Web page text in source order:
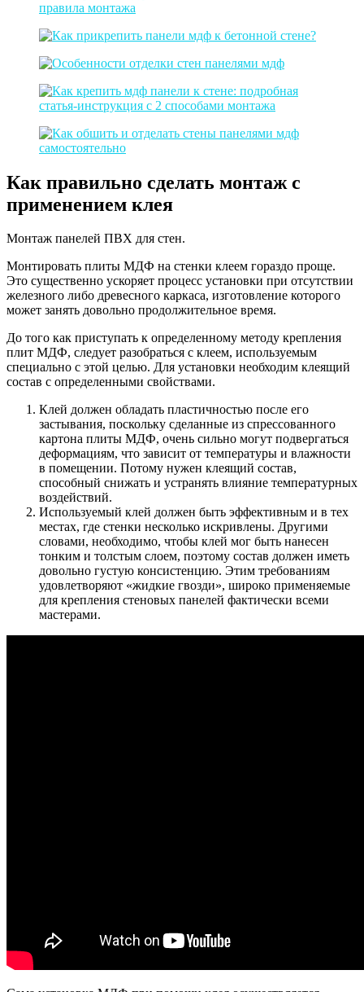
Как правильно сделать монтаж с
применением клея
Монтаж панелей ПВХ для стен.
Монтировать плиты МДФ на стенки клеем гораздо проще.
Это существенно ускоряет процесс установки при отсутствии
железного либо древесного каркаса, изготовление которого
может занять довольно продолжительное время.
До того как приступать к определенному методу крепления
плит МДФ, следует разобраться с клеем, используемым
специально с этой целью. Для установки необходим клеящий
состав с определенными свойствами.
Клей должен обладать пластичностью после его
застывания, поскольку сделанные из спрессованного
картона плиты МДФ, очень сильно могут подвергаться
деформациям, что зависит от температуры и влажности
в помещении. Потому нужен клеящий состав,
способный снижать и устранять влияние температурных
воздействий.
Используемый клей должен быть эффективным и в тех
местах, где стенки несколько искривлены. Другими
словами, необходимо, чтобы клей мог быть нанесен
тонким и толстым слоем, поэтому состав должен иметь
довольно густую консистенцию. Этим требованиям
удовлетворяют «жидкие гвозди», широко применяемые
для крепления стеновых панелей фактически всеми
мастерами.